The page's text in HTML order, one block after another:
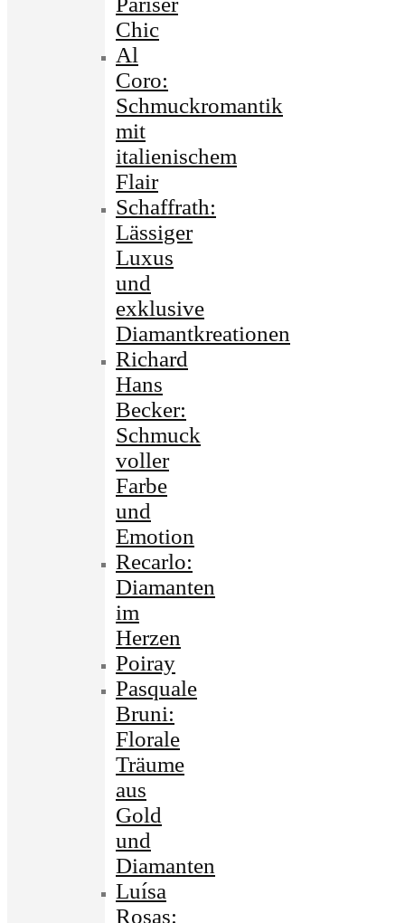
Chic
Al
Coro:
Schmuckromantik
mit
italienischem
Flair
Schaffrath:
Lässiger
Luxus
und
exklusive
Diamantkreationen
Richard
Hans
Becker:
Schmuck
voller
Farbe
und
Emotion
Recarlo:
Diamanten
im
Herzen
Poiray
Pasquale
Bruni:
Florale
Träume
aus
Gold
und
Diamanten
Luísa
Rosas: